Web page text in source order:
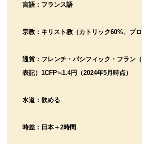
言語：フランス語
宗教：キリスト教（カトリック60%、プロ
通貨：フレンチ・パシフィック・フラン
表記）1CFP≒1.4円（2024年5月時点）
水道：飲める
時差：日本＋2時間